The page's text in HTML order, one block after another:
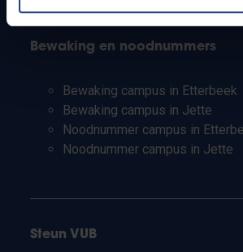
Bewaking en noodnummers
Bewaking campus in Etterbeek
Bewaking campus in Jette
Noodnummer campus in
Noodnummer campus in Jette
Steun VUB